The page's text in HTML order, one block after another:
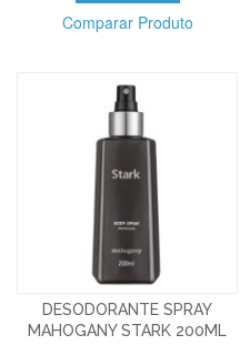
Comparar Produto
DESODORANTE SPRAY
MAHOGANY STARK 200ML